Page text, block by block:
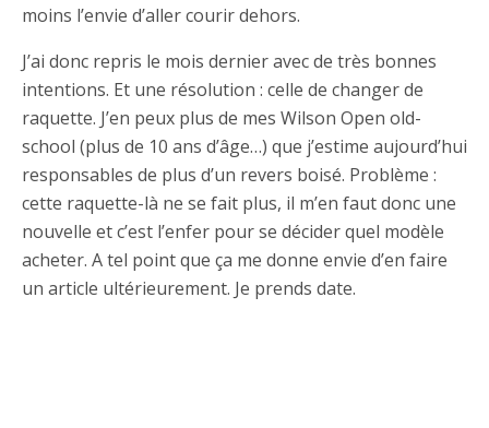
moins l’envie d’aller courir dehors.
J’ai donc repris le mois dernier avec de très bonnes
intentions. Et une résolution : celle de changer de
raquette. J’en peux plus de mes Wilson Open old-
school (plus de 10 ans d’âge…) que j’estime aujourd’hui
responsables de plus d’un revers boisé. Problème :
cette raquette-là ne se fait plus, il m’en faut donc une
nouvelle et c’est l’enfer pour se décider quel modèle
acheter. A tel point que ça me donne envie d’en faire
un article ultérieurement. Je prends date.